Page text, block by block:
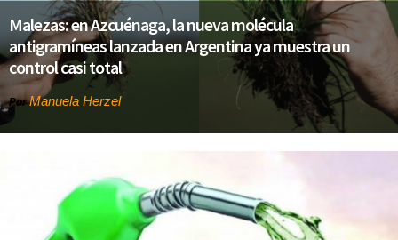
Malezas: en Azcuénaga, la nueva molécula
antigramíneas lanzada en Argentina ya muestra un
control casi total
PorManuela Herzel